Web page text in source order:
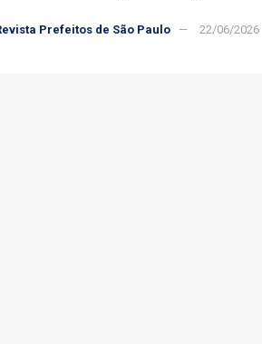
Prefeitos de São Paulo 22/06/2026